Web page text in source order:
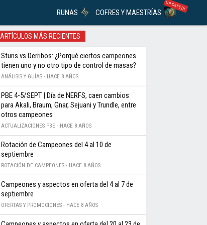
RUNAS COFRES Y MAESTRÍAS
UPDATED!
ARTÍCULOS MÁS RECIENTES
Stuns vs Derribos: ¿Porqué ciertos campeones
tienen uno y no otro tipo de control de masas?
ANÁLISIS Y GUÍAS - HACE 8 AÑOS
PBE 4-5/SEPT | Día de NERFS, caen cambios
para Akali, Braum, Gnar, Sejuani y Trundle, entre
otros campeones
ACTUALIZACIONES PBE - HACE 8 AÑOS
Rotación de Campeones del 4 al 10 de
septiembre
ROTACIÓN DE CAMPEONES - HACE 8 AÑOS
Campeones y aspectos en oferta del 4 al 7 de
septiembre
OFERTAS Y PROMOCIONES - HACE 8 AÑOS